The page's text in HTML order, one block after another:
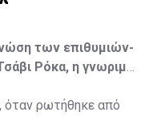
των επιθυμιών-
Ρόκα, η γνωριμία
όταν ρωτήθηκε από